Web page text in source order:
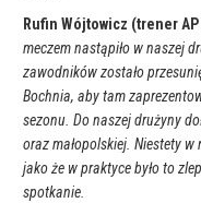
Rufin Wójtowicz (trener
meczem nastąpiło w naszej
zawodników zostało
Bochnia, aby tam
sezonu. Do naszej drużyny
oraz małopolskiej. Niestety
jako że w praktyce było to
spotkanie.